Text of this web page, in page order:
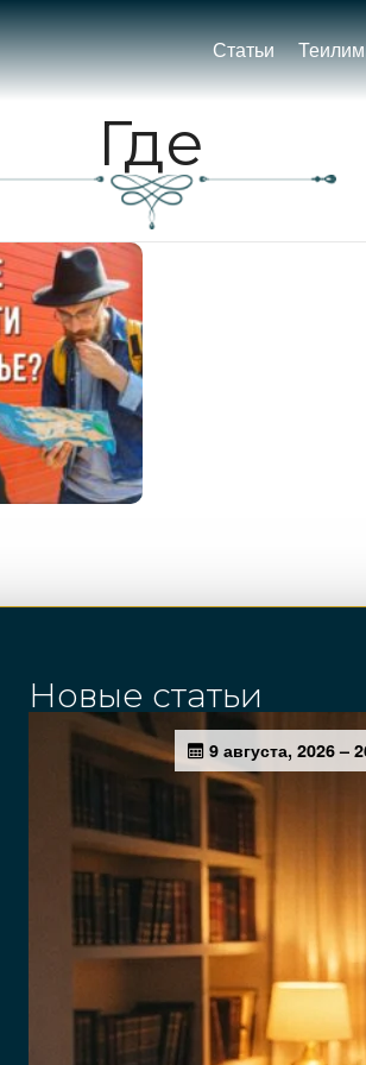
Статьи Теилим
Где
Новые статьи